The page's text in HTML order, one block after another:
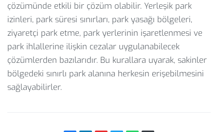
çözümünde etkili bir çözüm olabilir. Yerleşik park
izinleri, park süresi sınırları, park yasağı bölgeleri,
ziyaretçi park etme, park yerlerinin işaretlenmesi ve
park ihlallerine ilişkin cezalar uygulanabilecek
çözümlerden bazılarıdır. Bu kurallara uyarak, sakinler
bölgedeki sınırlı park alanına herkesin erişebilmesini
sağlayabilirler.